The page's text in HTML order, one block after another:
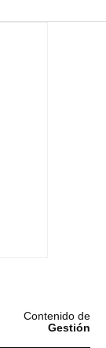
Contenido de
Gestión